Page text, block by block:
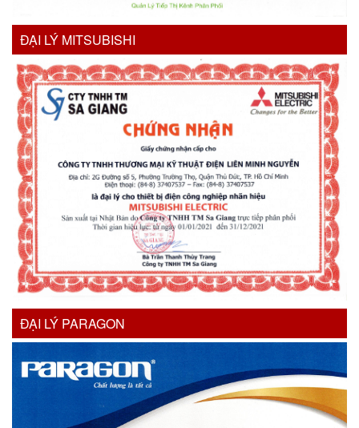
ĐẠI LÝ MITSUBISHI
ĐẠI LÝ PARAGON